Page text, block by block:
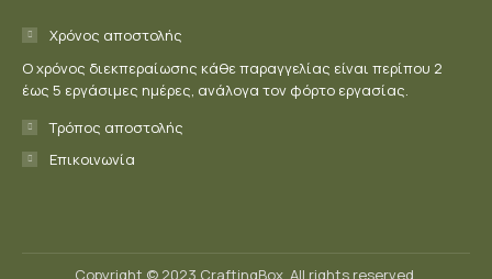
Χρόνος αποστολής
Ο χρόνος διεκπεραίωσης κάθε παραγγελίας είναι περίπου 2
έως 5 εργάσιμες ημέρες, ανάλογα τον φόρτο εργασίας.
Τρόπος αποστολής
Επικοινωνία
Copyright © 2023 CraftingBox. All rights reserved.